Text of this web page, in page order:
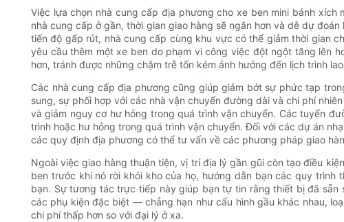
Việc lựa chọn nhà cung cấp địa phương cho xe ben mini bánh
nhà cung cấp ở gần, thời gian giao hàng sẽ ngắn hơn và dễ dự
tiến độ gấp rút, nhà cung cấp cùng khu vực có thể giảm thời gian
yêu cầu thêm một xe ben do phạm vi công việc đột ngột tăng lên
hơn, tránh được những chậm trễ tốn kém ảnh hưởng đến lịch trình
Các nhà cung cấp địa phương cũng giúp giảm bớt sự phức tạp
sung, sự phối hợp với các nhà vận chuyển đường dài và chi phí
và giảm nguy cơ hư hỏng trong quá trình vận chuyển. Các tuyến
trình hoặc hư hỏng trong quá trình vận chuyển. Đối với các dự án
các quy định địa phương có thể tư vấn về các phương pháp giao
Ngoài việc giao hàng thuận tiện, vị trí địa lý gần gũi còn tạo điều
ben trước khi nó rời khỏi kho của họ, hướng dẫn bạn các quy
bạn. Sự tương tác trực tiếp này giúp bạn tự tin rằng thiết bị đã
các phụ kiện đặc biệt — chẳng hạn như cấu hình gầu khác nhau,
chi phí thấp hơn so với đại lý ở xa.